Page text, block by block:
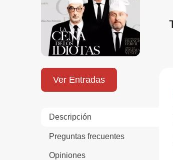
Ver Entradas
Descripción
Preguntas frecuentes
Opiniones